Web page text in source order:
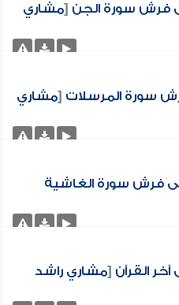
فرش سورة الجن [مشاري
سورة المرسلات [مشاري
فرش سورة الغاشية
القرآن [مشاري راشد